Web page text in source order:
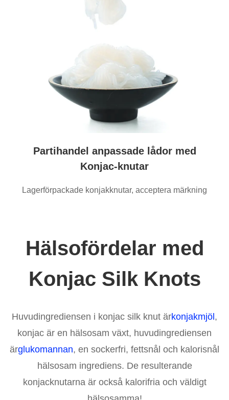
Partihandel anpassade lådor med
Konjac-knutar
Lagerförpackade konjakknutar, acceptera märkning
Hälsofördelar med
Konjac Silk Knots
Huvudingrediensen i konjac silk knut ärkonjakmjöl,
konjac är en hälsosam växt, huvudingrediensen
ärglukomannan, en sockerfri, fettsnål och kalorisnål
hälsosam ingrediens. De resulterande
konjacknutarna är också kalorifria och väldigt